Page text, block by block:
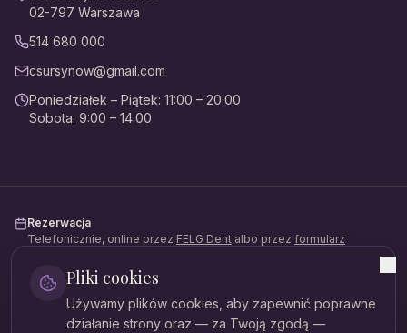
02-797 Warszawa
514 680 000
csursynow@gmail.com
Poniedziałek – Piątek: 11:00 – 20:00
Sobota: 9:00 – 14:00
Rezerwacja
Telefonicznie, online przez FELG Dent albo przez formularz
Płatności
Gotówka, karta, BLIK, przelew. Możliwość rozłożenia na raty
(Mediraty).
Pliki cookies
Używamy plików cookies, aby zapewnić poprawne
działanie strony oraz — za Twoją zgodą —